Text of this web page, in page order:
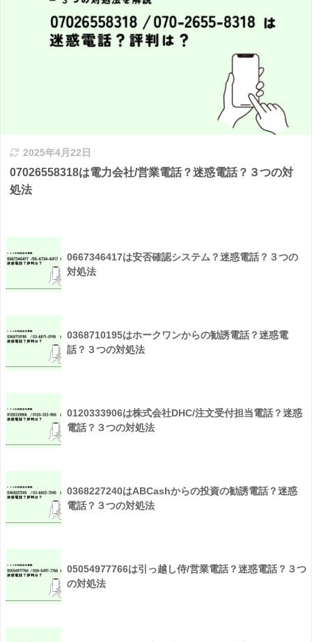
2025年4月22日
07026558318は電力会社/営業電話？迷惑電話？３つの対
処法
0667346417は安否確認システム？迷惑電話？３つの
対処法
0368710195はホークワンからの勧誘電話？迷惑電
話？３つの対処法
0120333906は株式会社DHC/注文受付担当電話？迷惑
電話？３つの対処法
0368227240はABCashからの投資の勧誘電話？迷惑
電話？３つの対処法
05054977766は引っ越し侍/営業電話？迷惑電話？３つ
の対処法